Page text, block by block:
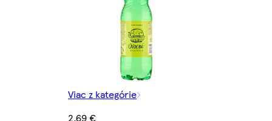
Viac z kategórie
2,69 €